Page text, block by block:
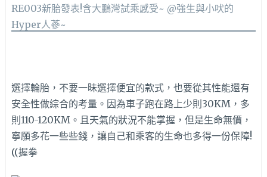
選擇輪胎，不要一昧選擇便宜的款式，也要從其性能還有
安全性做綜合的考量。因為車子跑在路上少則30KM，多
則110-120KM。且天氣的狀況不能掌握，但是生命無價，
寧願多花一些些錢，讓自己和乘客的生命也多得一份保障!
((握拳